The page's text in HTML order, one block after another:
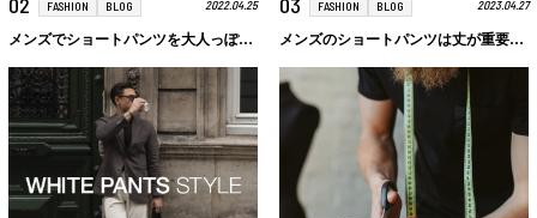
FASHION BLOG 2022.04.25
メンズでショートパンツを大人っぽいコーデにまとめるには？選び方とコーデ例を解説
FASHION BLOG 2023.04.27
メンズのショートパンツは丈が重要！おしゃれに着こなすポイントとおすすめアイテムを紹介